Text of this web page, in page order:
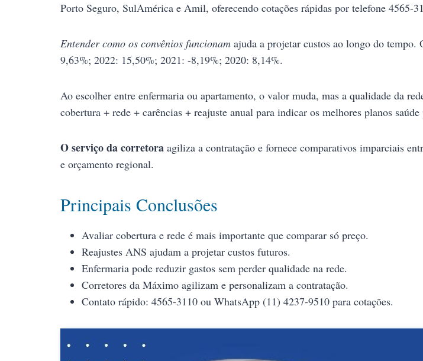
Porto Seguro, SulAmérica e Amil, oferecendo cotações rápidas por telefone 4565-
Entender como os convênios funcionam ajuda a projetar custos ao longo do
9,63%; 2022: 15,50%; 2021: -8,19%; 2020: 8,14%.
Ao escolher entre enfermaria ou apartamento, o valor muda, mas a qualidade da
cobertura + rede + carências + reajuste anual para indicar os melhores planos saúde
O serviço da corretora agiliza a contratação e fornece comparativos imparciais
e orçamento regional.
Principais Conclusões
Avaliar cobertura e rede é mais importante que comparar só preço.
Reajustes ANS ajudam a projetar custos futuros.
Enfermaria pode reduzir gastos sem perder qualidade na rede.
Corretores da Máximo agilizam e personalizam a contratação.
Contato rápido: 4565-3110 ou WhatsApp (11) 4237-9510 para cotações.